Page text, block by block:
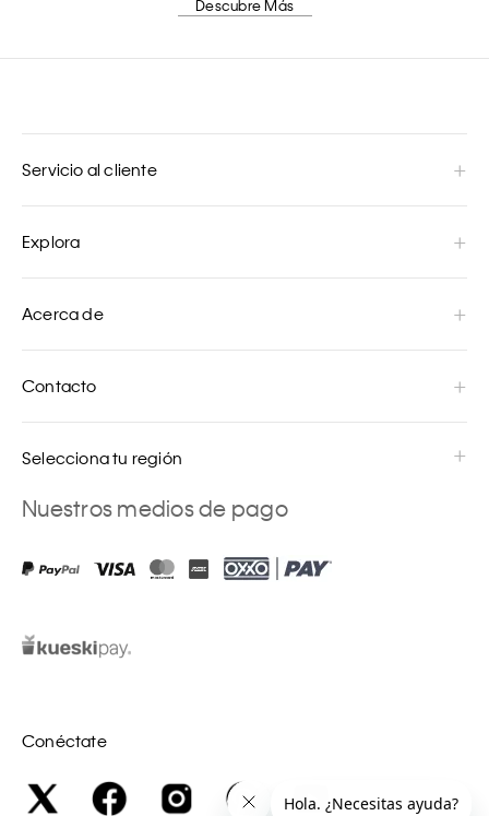
Descubre Más
Servicio al cliente
Explora
Acerca de
Contacto
Selecciona tu región
Nuestros medios de pago
Conéctate